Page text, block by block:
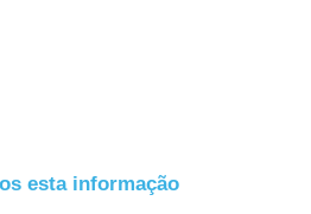
esta informação